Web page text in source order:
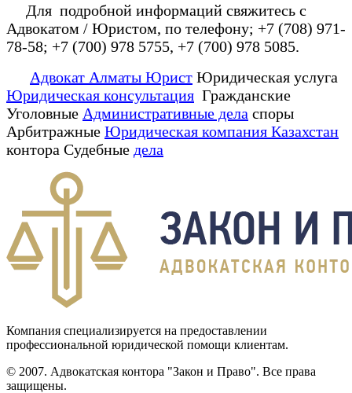
Для подробной информаций свяжитесь с
Адвокатом / Юристом, по телефону; +7 (708) 971-
78-58; +7 (700) 978 5755, +7 (700) 978 5085.
Адвокат Алматы Юрист Юридическая услуга
Юридическая консультация Гражданские
Уголовные Административные дела споры
Арбитражные Юридическая компания Казахстан
контора Судебные дела
Компания специализируется на предоставлении
профессиональной юридической помощи клиентам.
© 2007. Адвокатская контора "Закон и Право". Все права
защищены.